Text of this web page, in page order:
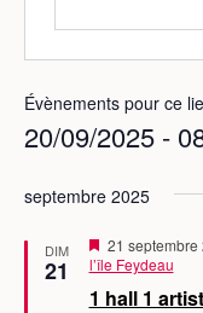
Évènements pour ce
20/09/2025 -
é
septembre 2025
DIM
21
1 hall 1
M
i
e
21 septembre
l’île Feydeau